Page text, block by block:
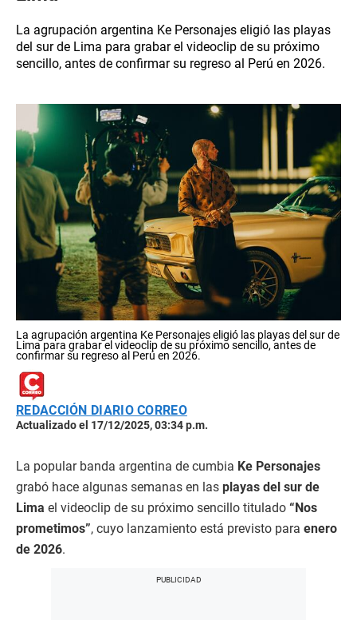
La agrupación argentina Ke Personajes eligió las playas
del sur de Lima para grabar el videoclip de su próximo
sencillo, antes de confirmar su regreso al Perú en 2026.
La agrupación argentina Ke Personajes eligió las playas del sur de
Lima para grabar el videoclip de su próximo sencillo, antes de
confirmar su regreso al Perú en 2026.
REDACCIÓN DIARIO CORREO
Actualizado el 17/12/2025, 03:34 p.m.
La popular banda argentina de cumbia Ke Personajes
grabó hace algunas semanas en las playas del sur de
Lima el videoclip de su próximo sencillo titulado “Nos
prometimos”, cuyo lanzamiento está previsto para enero
de 2026.